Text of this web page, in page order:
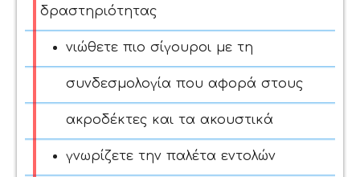
δραστηριότητας
νιώθετε πιο σίγουροι με τη
συνδεσμολογία που αφορά στους
ακροδέκτες και τα ακουστικά
γνωρίζετε την παλέτα εντολών